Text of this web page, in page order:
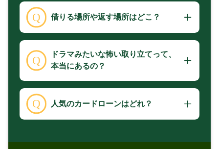
借りる場所や返す場所はどこ？
ドラマみたいな怖い取り立てって、
本当にあるの？
人気のカードローンはどれ？